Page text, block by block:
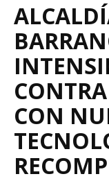
CON